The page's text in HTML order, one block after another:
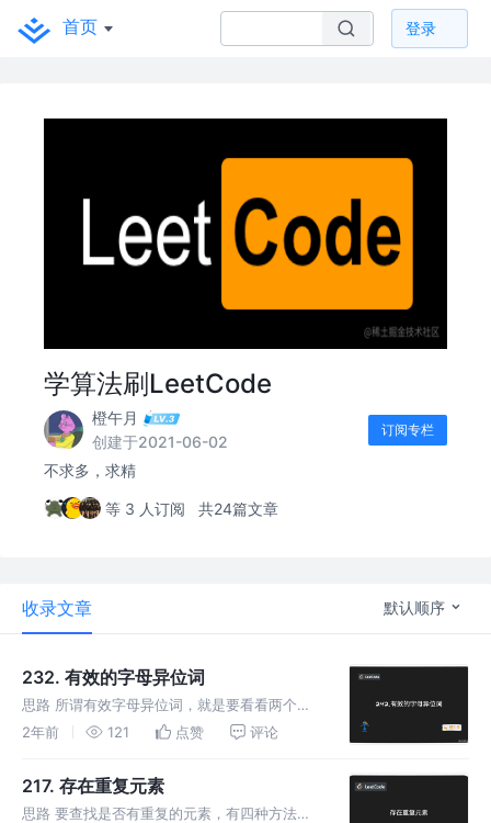
首页 登录
学算法刷LeetCode
橙午月
创建于2021-06-02
订阅专栏
不求多，求精
等 3 人订阅 共24篇文章
收录文章 默认顺序
232. 有效的字母异位词
思路 所谓有效字母异位词，就是要看看两个字
符串里面的字符出现次数是不是一样的，如果一
的。简化一下问题，就是统计每个字符串里面字
符的个数，然后看是不是相等。 统计
2年前 121 点赞 评论
217. 存在重复元素
思路 要查找是否有重复的元素，有四种方法：